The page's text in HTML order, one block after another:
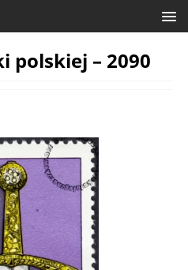
polskiej – 2090